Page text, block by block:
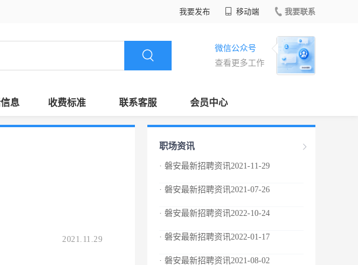
我要发布 移动端 我要联系
微信公众号
查看更多工作
息 收费标准 联系客服 会员中心
2021.11.29
职场资讯
· 磐安最新招聘资讯2021-11-29
· 磐安最新招聘资讯2021-07-26
· 磐安最新招聘资讯2022-10-24
· 磐安最新招聘资讯2022-01-17
· 磐安最新招聘资讯2021-08-02